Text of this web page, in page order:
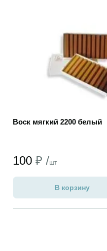
Воск мягкий 2200 белый
100 ₽ /шт
В корзину